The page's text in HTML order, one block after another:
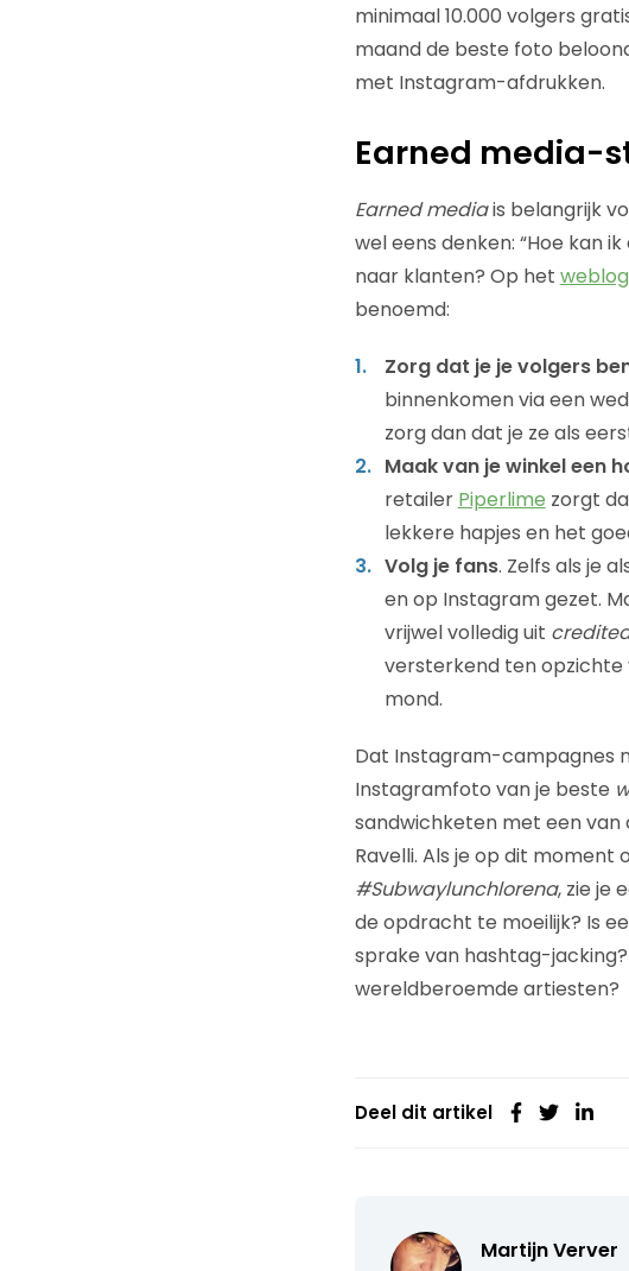
minimaal 10.000 volgers
maand de beste foto
met Instagram-afdrukken.
Earned media-
Earned mediais belangrijk
wel eens denken: “Hoe kan
naar klanten? Op het
benoemd:
Zorg dat je je volgers
binnenkomen via een
zorg dan dat je ze als
Maak van je winkel een
retailer Piperlime zorgt
lekkere hapjes en het
Volg je fans. Zelfs als je
en op Instagram gezet.
vrijwel volledig uit
versterkend ten opzichte
mond.
Dat Instagram-campagnes
Instagramfoto van je beste
sandwichketen met een van
Ravelli. Als je op dit
#Subwaylunchlorena, zie je
de opdracht te moeilijk? Is
sprake van hashtag-
wereldberoemde artiesten?
Deel dit artikel
Martijn Verver